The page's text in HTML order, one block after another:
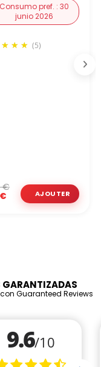
Consumo pref. : 30
junio 2026
(5)
€
GARANTIZADAS
Guaranteed Reviews